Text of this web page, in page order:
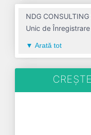
NDG
Unic de
avand codul 7112.
zona de Centru a
profil. NDG
anul 2006, având
Arată tot